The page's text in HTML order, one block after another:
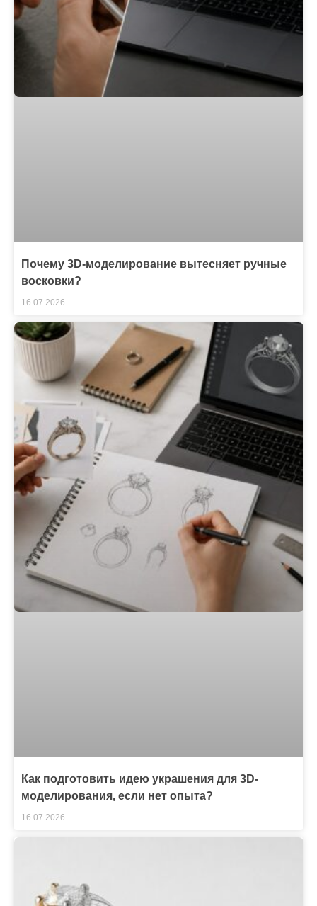
Почему 3D-моделирование вытесняет ручные
восковки?
16.07.2026
Как подготовить идею украшения для 3D-
моделирования, если нет опыта?
16.07.2026